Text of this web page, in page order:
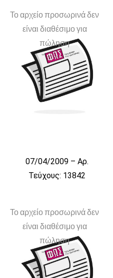
Το αρχείο προσωρινά δεν
είναι διαθέσιμο για
πώληση
07/04/2009 – Αρ.
Τεύχους: 13842
Το αρχείο προσωρινά δεν
είναι διαθέσιμο για
πώληση